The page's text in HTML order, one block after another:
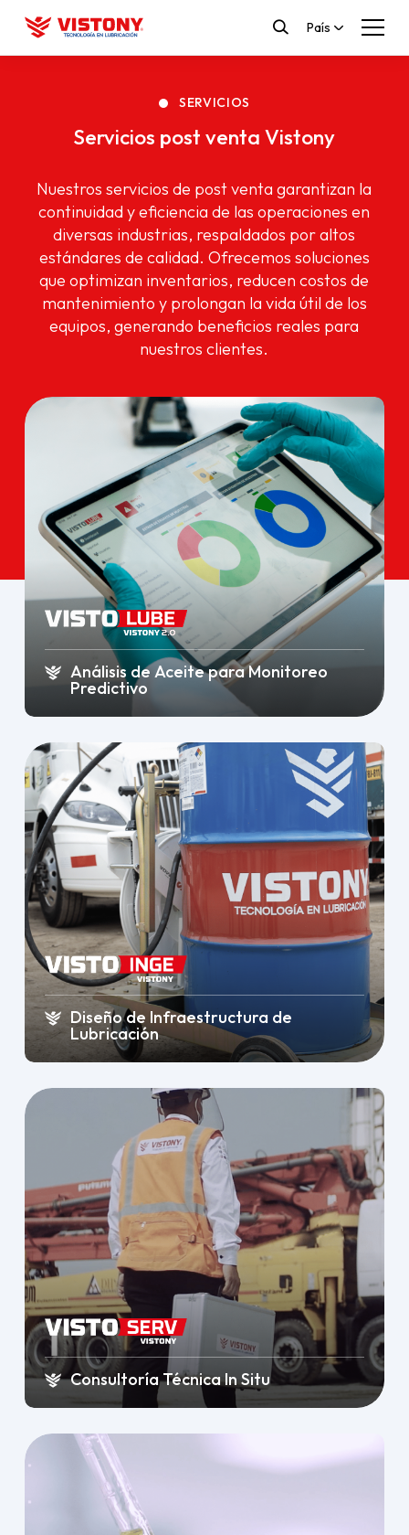
País
SERVICIOS
Servicios post venta Vistony
Nuestros servicios de post venta garantizan la
continuidad y eficiencia de las operaciones en
diversas industrias, respaldados por altos
estándares de calidad. Ofrecemos soluciones
que optimizan inventarios, reducen costos de
mantenimiento y prolongan la vida útil de los
equipos, generando beneficios reales para
nuestros clientes.
Análisis de Aceite para Monitoreo
Predictivo
Diseño de Infraestructura de
Lubricación
Consultoría Técnica In Situ